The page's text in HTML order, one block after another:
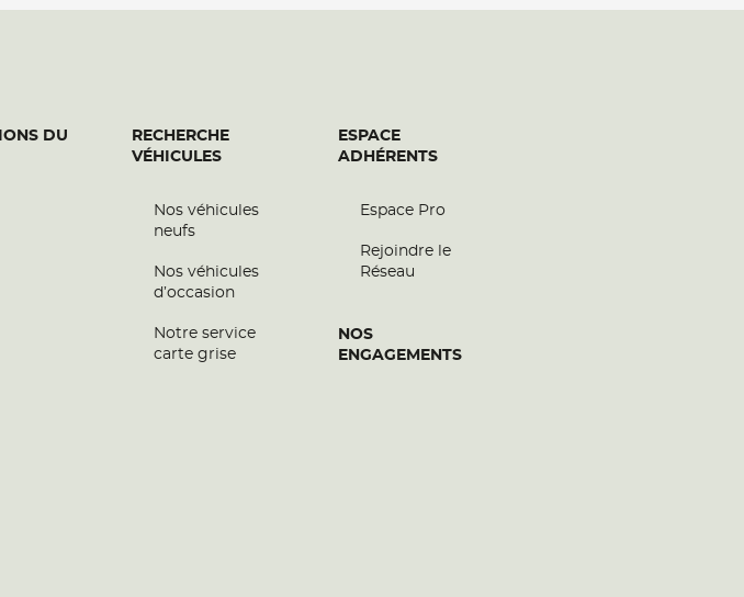
DU
RECHERCHE
VÉHICULES
Nos véhicules
neufs
Nos véhicules
d’occasion
Notre service
carte grise
ESPACE
ADHÉRENTS
Espace Pro
Rejoindre le
Réseau
NOS
ENGAGEMENTS